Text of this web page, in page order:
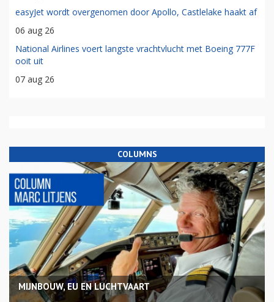
easyJet wordt overgenomen door Apollo, Castlelake haakt af
06 aug 26
National Airlines voert langste vrachtvlucht met Boeing 777F
ooit uit
07 aug 26
COLUMNS
MIJNBOUW, EU EN LUCHTVAART